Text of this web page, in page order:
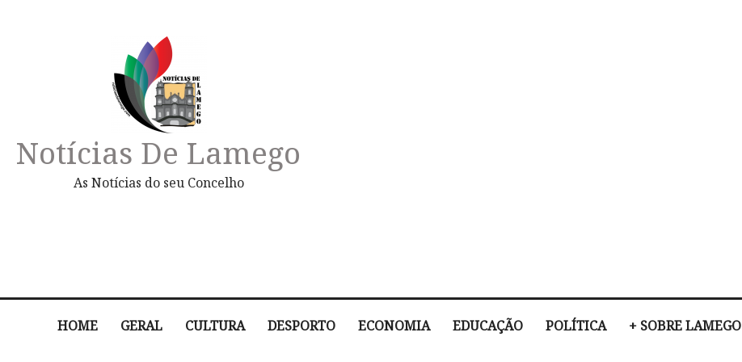
Notícias De Lamego
As Notícias do seu Concelho
HOME GERAL CULTURA DESPORTO ECONOMIA EDUCAÇÃO POLÍTICA + SOBRE LAMEGO